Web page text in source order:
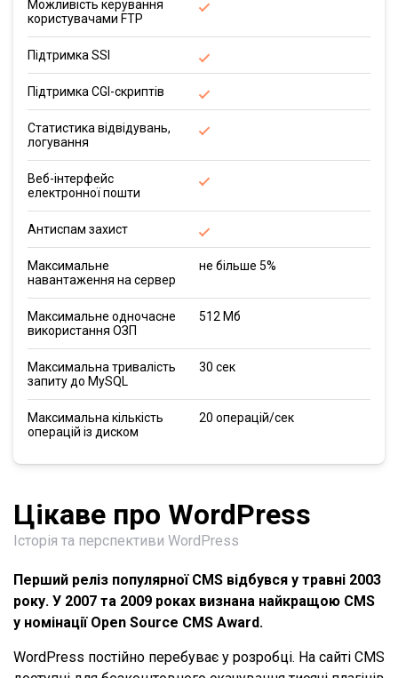
Можливість керування
користувачами FTP
Підтримка SSI
Підтримка CGI-скриптів
Статистика відвідувань,
логування
Веб-інтерфейс
електронної пошти
Антиспам захист
Максимальне
навантаження на сервер
не більше 5%
Максимальне одночасне
використання ОЗП
512 Мб
Максимальна тривалість
запиту до MySQL
30 сек
Максимальна кількість
операцій із диском
20 операцій/сек
Цікаве про WordPress
Історія та перспективи WordPress
Перший реліз популярної CMS відбувся у травні 2003
року. У 2007 та 2009 роках визнана найкращою CMS
у номінації Open Source CMS Award.
WordPress постійно перебуває у розробці. На сайті CMS